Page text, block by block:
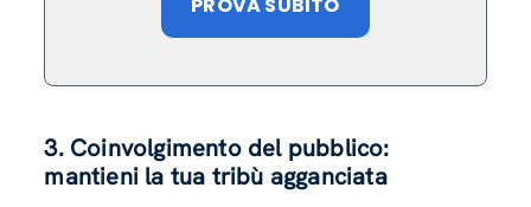
PROVA SUBITO
3. Coinvolgimento del pubblico:
mantieni la tua tribù agganciata